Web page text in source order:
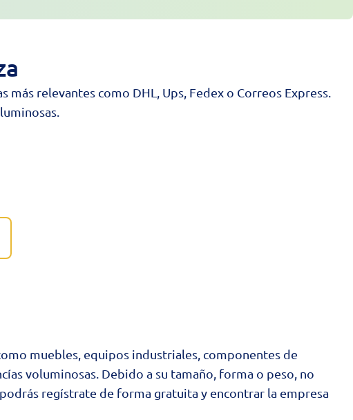
relevantes como DHL, Ups, Fedex o Correos Express.
muebles, equipos industriales, componentes de
voluminosas. Debido a su tamaño, forma o peso, no
regístrate de forma gratuita y encontrar la empresa